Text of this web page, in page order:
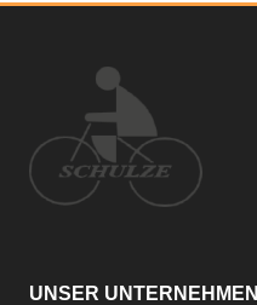
UNSER UNTERNEHMEN